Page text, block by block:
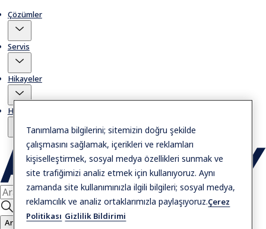
Çözümler
Servis
Hikayeler
Hakkımızda
Ara
Tanımlama bilgilerini; sitemizin doğru şekilde
çalışmasını sağlamak, içerikleri ve reklamları
kişiselleştirmek, sosyal medya özellikleri sunmak ve
site trafiğimizi analiz etmek için kullanıyoruz. Aynı
zamanda site kullanımınızla ilgili bilgileri; sosyal medya,
reklamcılık ve analiz ortaklarımızla paylaşıyoruz.Çerez
Politikası Gizlilik Bildirimi